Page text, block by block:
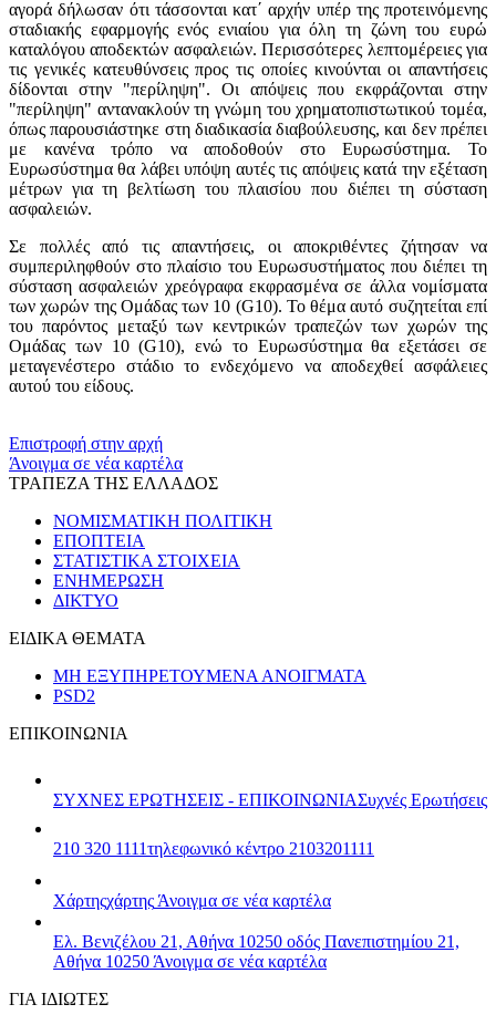
αγορά δήλωσαν ότι τάσσονται κατ΄ αρχήν υπέρ της προτεινόμενης
σταδιακής εφαρμογής ενός ενιαίου για όλη τη ζώνη του ευρώ
καταλόγου αποδεκτών ασφαλειών. Περισσότερες λεπτομέρειες για
τις γενικές κατευθύνσεις προς τις οποίες κινούνται οι απαντήσεις
δίδονται στην "περίληψη". Οι απόψεις που εκφράζονται στην
"περίληψη" αντανακλούν τη γνώμη του χρηματοπιστωτικού τομέα,
όπως παρουσιάστηκε στη διαδικασία διαβούλευσης, και δεν πρέπει
με κανένα τρόπο να αποδοθούν στο Ευρωσύστημα. Το
Ευρωσύστημα θα λάβει υπόψη αυτές τις απόψεις κατά την εξέταση
μέτρων για τη βελτίωση του πλαισίου που διέπει τη σύσταση
ασφαλειών.
Σε πολλές από τις απαντήσεις, οι αποκριθέντες ζήτησαν να
συμπεριληφθούν στο πλαίσιο του Ευρωσυστήματος που διέπει τη
σύσταση ασφαλειών χρεόγραφα εκφρασμένα σε άλλα νομίσματα
των χωρών της Ομάδας των 10 (G10). Το θέμα αυτό συζητείται επί
του παρόντος μεταξύ των κεντρικών τραπεζών των χωρών της
Ομάδας των 10 (G10), ενώ το Ευρωσύστημα θα εξετάσει σε
μεταγενέστερο στάδιο το ενδεχόμενο να αποδεχθεί ασφάλειες
αυτού του είδους.
Επιστροφή στην αρχή
Άνοιγμα σε νέα καρτέλα
ΤΡΑΠΕΖΑ ΤΗΣ ΕΛΛΑΔΟΣ
ΝΟΜΙΣΜΑΤΙΚΗ ΠΟΛΙΤΙΚΗ
ΕΠΟΠΤΕΙΑ
ΣΤΑΤΙΣΤΙΚΑ ΣΤΟΙΧΕΙΑ
ΕΝΗΜΕΡΩΣΗ
ΔΙΚΤΥΟ
ΕΙΔΙΚΑ ΘΕΜΑΤΑ
ΜΗ ΕΞΥΠΗΡΕΤΟΥΜΕΝΑ ΑΝΟΙΓΜΑΤΑ
PSD2
ΕΠΙΚΟΙΝΩΝΙΑ
ΣΥΧΝΕΣ ΕΡΩΤΗΣΕΙΣ - ΕΠΙΚΟΙΝΩΝΙΑΣυχνές Ερωτήσεις
210 320 1111τηλεφωνικό κέντρο 2103201111
Χάρτηςχάρτης Άνοιγμα σε νέα καρτέλα
Ελ. Βενιζέλου 21, Αθήνα 10250 οδός Πανεπιστημίου 21,
Αθήνα 10250 Άνοιγμα σε νέα καρτέλα
ΓΙΑ ΙΔΙΩΤΕΣ